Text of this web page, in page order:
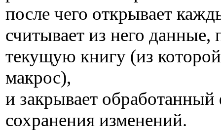
после чего открывает
считывает из него данные,
текущую книгу (из
макрос),
и закрывает обработанный
сохранения изменений.